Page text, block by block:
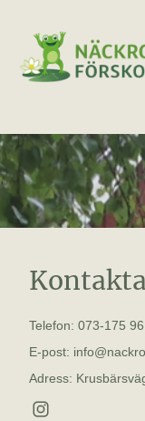
Telefon: 073-175
E-post:
Adress: